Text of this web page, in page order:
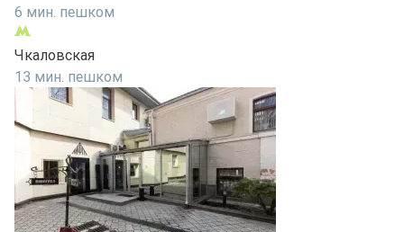
6 мин. пешком
Чкаловская
13 мин. пешком